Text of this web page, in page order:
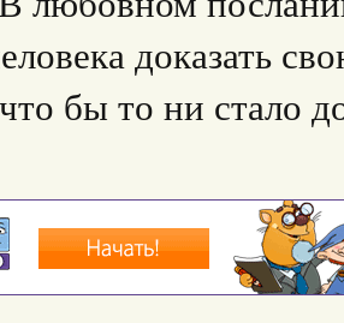
доказать
бы то ни стало